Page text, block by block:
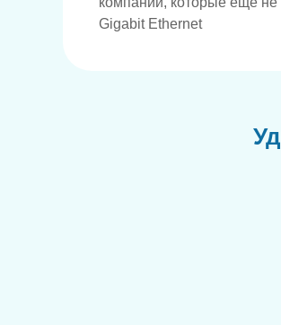
Gigabit Ethernet